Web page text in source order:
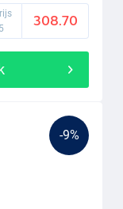
308.70
-9%